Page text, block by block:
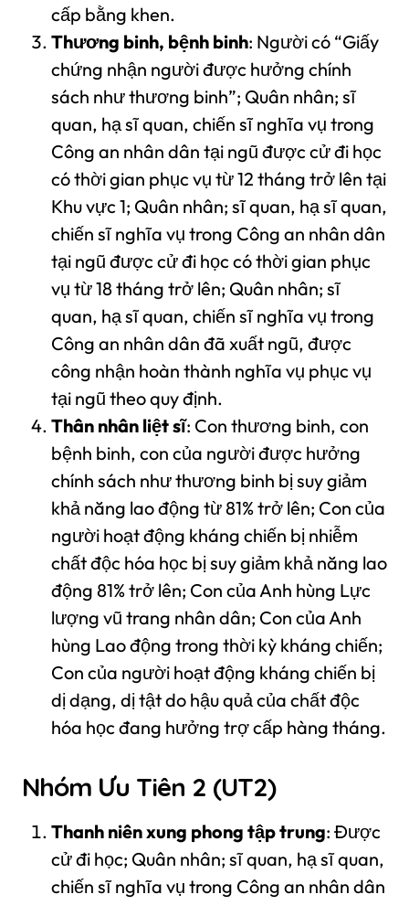
cấp bằng khen.
Thương binh, bệnh binh: Người có “Giấy
chứng nhận người được hưởng chính
sách như thương binh”; Quân nhân; sĩ
quan, hạ sĩ quan, chiến sĩ nghĩa vụ trong
Công an nhân dân tại ngũ được cử đi học
có thời gian phục vụ từ 12 tháng trở lên tại
Khu vực 1; Quân nhân; sĩ quan, hạ sĩ quan,
chiến sĩ nghĩa vụ trong Công an nhân dân
tại ngũ được cử đi học có thời gian phục
vụ từ 18 tháng trở lên; Quân nhân; sĩ
quan, hạ sĩ quan, chiến sĩ nghĩa vụ trong
Công an nhân dân đã xuất ngũ, được
công nhận hoàn thành nghĩa vụ phục vụ
tại ngũ theo quy định.
Thân nhân liệt sĩ: Con thương binh, con
bệnh binh, con của người được hưởng
chính sách như thương binh bị suy giảm
khả năng lao động từ 81% trở lên; Con của
người hoạt động kháng chiến bị nhiễm
chất độc hóa học bị suy giảm khả năng lao
động 81% trở lên; Con của Anh hùng Lực
lượng vũ trang nhân dân; Con của Anh
hùng Lao động trong thời kỳ kháng chiến;
Con của người hoạt động kháng chiến bị
dị dạng, dị tật do hậu quả của chất độc
hóa học đang hưởng trợ cấp hàng tháng.
Nhóm Ưu Tiên 2 (UT2)
Thanh niên xung phong tập trung: Được
cử đi học; Quân nhân; sĩ quan, hạ sĩ quan,
chiến sĩ nghĩa vụ trong Công an nhân dân